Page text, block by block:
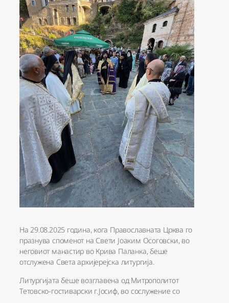
На 29.08.2025 година, кога Православната Црква го
празнува споменот на Свети Јоаким Осоговски, во
неговиот манастир во Крива Паланка, беше
отслужена Света архијерејска литургија.
Литургијата беше возглавена од Митрополитот
Тетовско-гостиварски г.Јосиф, во сослужение со